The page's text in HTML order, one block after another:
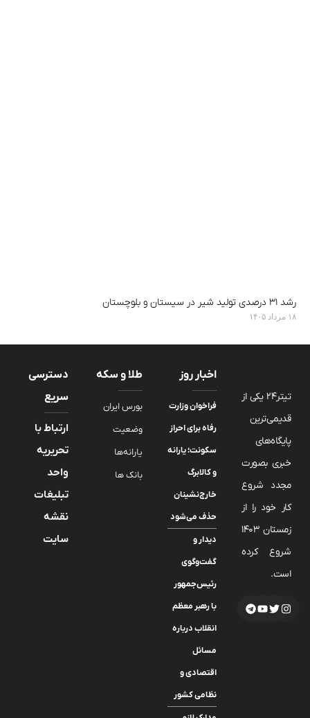
رشد ۳۱ درصدی تولید شیر در سیستان و بلوچستان
۱۸ مرداد ۱۴۰۵
تیتر24 یکی از
قدیمی‌ترین
پایگاه‌های
خبری بصورت
مجدد شروع
کار خود را از
زمستان 1403
شروع کرده
است.
اخبار روز
فراخوان وزارت
رفاه برای احراز
سکونت؛ یارانه
و کالابرگ
خارج‌نشینان
حذف می‌شود
دیدار و
گفت‌وگوی
رئیس‌جمهور
با رهبر معظم
انقلاب درباره
مسائل
اقتصادی و
نظامی کشور
طلا و سکه
بورس ایران
وضعیت
یارانه‌ها
بانک ها
دسترسی
سریع
ارتباط با
تحریریه
واحد
تبلیغات
نقشه
سایت